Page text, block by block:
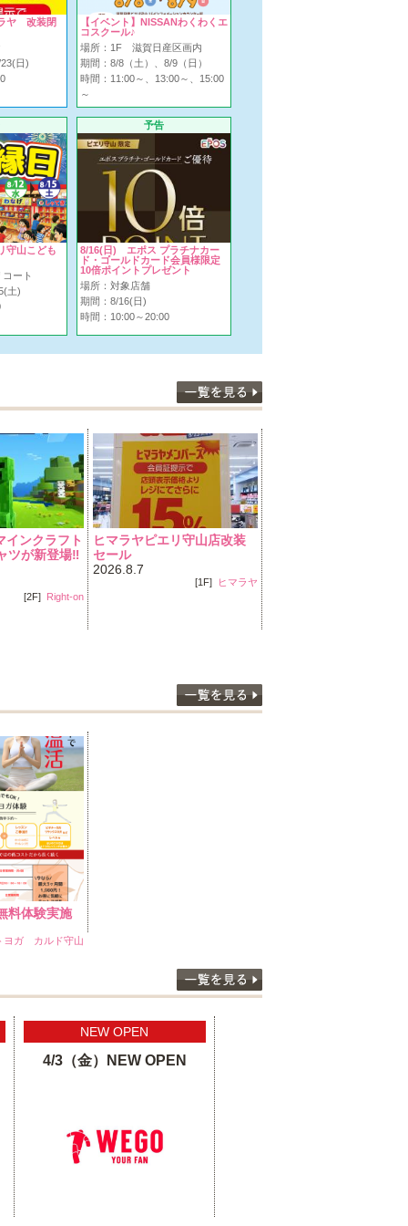
ヤ 改装閉
日)
【イベント】NISSANわくわくエ
コスクール♪
場所：1F 滋賀日産区画内
期間：8/8（土）、8/9（日）
時間：11:00～、13:00～、15:00
～
守山こども
ート
土)
予告
8/16(日) エポス プラチナカー
ド・ゴールドカード会員様限定
10倍ポイントプレゼント
場所：対象店舗
期間：8/16(日)
時間：10:00～20:00
インクラフト
ツが新登場‼️
[2F] Right-on
ヒマラヤピエリ守山店改装
セール
2026.8.7
[1F] ヒマラヤ
料体験実施
ヨガ カルド守山
NEW OPEN
4/3（金）NEW OPEN